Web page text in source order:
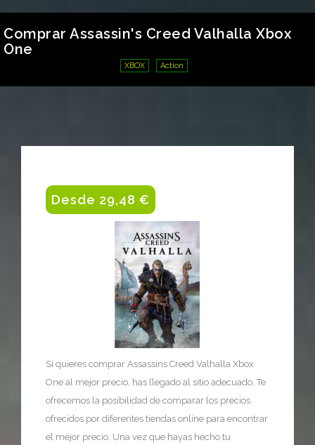
Comprar Assassin's Creed Valhalla Xbox
One
XBOX Action
Desde 29,48 €
Si quieres comprar Assassins Creed Valhalla Xbox
One al mejor precio, has llegado al sitio adecuado. Te
ofrecemos la posibilidad de comparar los precios
ofrecidos por diferentes tiendas online para encontrar
el mejor precio. Una vez que hayas hecho tu